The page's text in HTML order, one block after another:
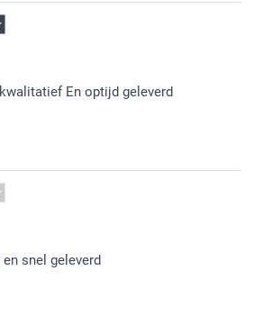
review. Wat fijn dat je tevreden bent
van je placemat. Heel veel plezier er
En optijd geleverd
ervan!
snel geleverd